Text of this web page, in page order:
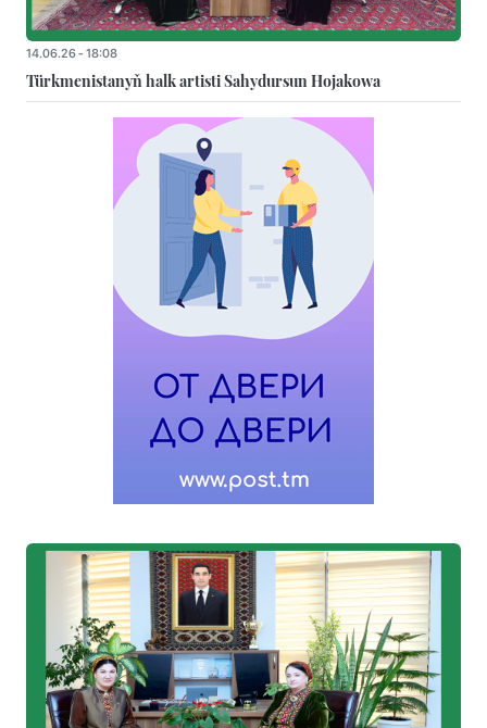
14.06.26 - 18:08
Türkmenistanyň halk artisti Sahydursun Hojakowa